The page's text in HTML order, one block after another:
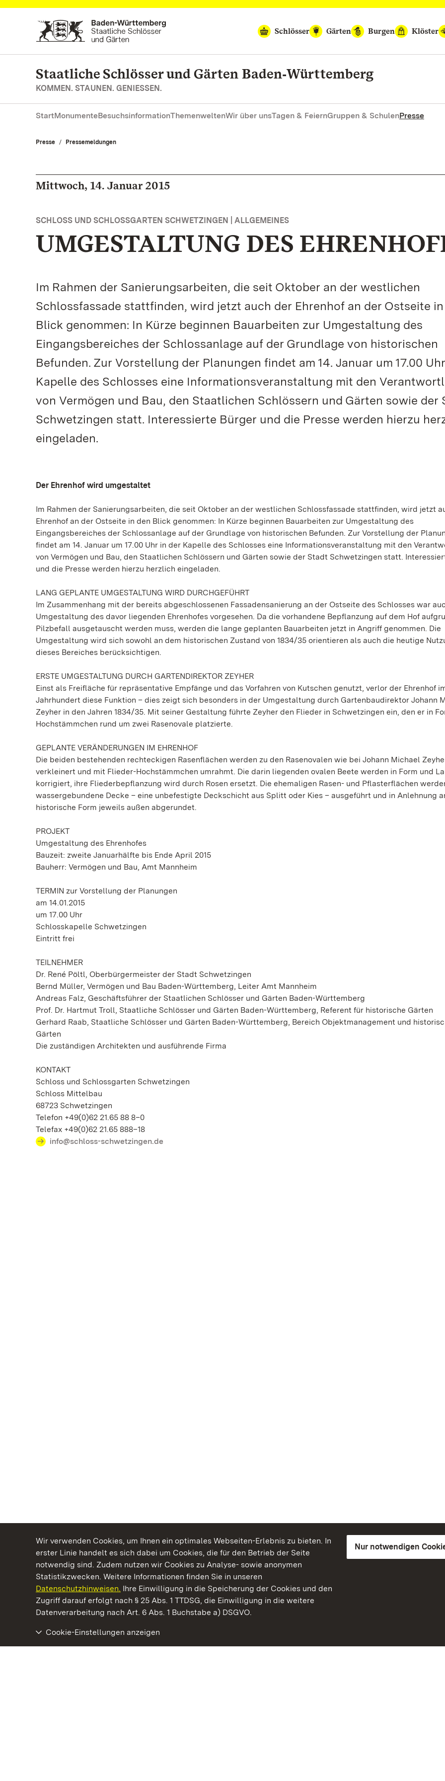
Wir verwenden Cookies, um Ihnen ein optimales Webseiten-Erlebnis zu bieten. In
erster Linie handelt es sich dabei um Cookies, die für den Betrieb der Seite
notwendig sind. Zudem nutzen wir Cookies zu Analyse- sowie anonymen
Statistikzwecken. Weitere Informationen finden Sie in unseren
Datenschutzhinweisen. Ihre Einwilligung in die Speicherung der Cookies und den
Zugriff darauf erfolgt nach § 25 Abs. 1 TTDSG, die Einwilligung in die weitere
Datenverarbeitung nach Art. 6 Abs. 1 Buchstabe a) DSGVO.
Nur notwendigen
Cookie-Einstellungen anzeigen
Zum Hauptinhalt springen
Schlösser
Gärten Burgen Klöster
Staatliche Schlösser und Gärten Baden‑Württemberg
KOMMEN. STAUNEN. GENIESSEN.
StartMonumenteBesuchsinformationThemenweltenWir über unsTagen & FeiernGruppen & SchulenPresse
Presse Pressemeldungen
Mittwoch, 14. Januar 2015
SCHLOSS UND SCHLOSSGARTEN SCHWETZINGEN | ALLGEMEINES
UMGESTALTUNG DES
Im Rahmen der Sanierungsarbeiten, die seit Oktober an der westlichen
Schlossfassade stattfinden, wird jetzt auch der Ehrenhof an der Ostseite
Blick genommen: In Kürze beginnen Bauarbeiten zur Umgestaltung des
Eingangsbereiches der Schlossanlage auf der Grundlage von historischen
Befunden. Zur Vorstellung der Planungen findet am 14. Januar um 17.00
Kapelle des Schlosses eine Informationsveranstaltung mit den
von Vermögen und Bau, den Staatlichen Schlössern und Gärten sowie der
Schwetzingen statt. Interessierte Bürger und die Presse werden hierzu
eingeladen.
Der Ehrenhof wird umgestaltet
Im Rahmen der Sanierungsarbeiten, die seit Oktober an der westlichen Schlossfassade stattfinden, wird jetzt
Ehrenhof an der Ostseite in den Blick genommen: In Kürze beginnen Bauarbeiten zur Umgestaltung des
Eingangsbereiches der Schlossanlage auf der Grundlage von historischen Befunden. Zur Vorstellung der
findet am 14. Januar um 17.00 Uhr in der Kapelle des Schlosses eine Informationsveranstaltung mit den
von Vermögen und Bau, den Staatlichen Schlössern und Gärten sowie der Stadt Schwetzingen statt.
und die Presse werden hierzu herzlich eingeladen.
LANG GEPLANTE UMGESTALTUNG WIRD DURCHGEFÜHRT
Im Zusammenhang mit der bereits abgeschlossenen Fassadensanierung an der Ostseite des Schlosses war
Umgestaltung des davor liegenden Ehrenhofes vorgesehen. Da die vorhandene Bepflanzung auf dem Hof
Pilzbefall ausgetauscht werden muss, werden die lange geplanten Bauarbeiten jetzt in Angriff genommen. Die
Umgestaltung wird sich sowohl an dem historischen Zustand von 1834/35 orientieren als auch die heutige
dieses Bereiches berücksichtigen.
ERSTE UMGESTALTUNG DURCH GARTENDIREKTOR ZEYHER
Einst als Freifläche für repräsentative Empfänge und das Vorfahren von Kutschen genutzt, verlor der Ehrenhof
Jahrhundert diese Funktion – dies zeigt sich besonders in der Umgestaltung durch Gartenbaudirektor Johann
Zeyher in den Jahren 1834/35. Mit seiner Gestaltung führte Zeyher den Flieder in Schwetzingen ein, den er in
Hochstämmchen rund um zwei Rasenovale platzierte.
GEPLANTE VERÄNDERUNGEN IM EHRENHOF
Die beiden bestehenden rechteckigen Rasenflächen werden zu den Rasenovalen wie bei Johann Michael
verkleinert und mit Flieder-Hochstämmchen umrahmt. Die darin liegenden ovalen Beete werden in Form und
korrigiert, ihre Fliederbepflanzung wird durch Rosen ersetzt. Die ehemaligen Rasen- und Pflasterflächen
wassergebundene Decke – eine unbefestigte Deckschicht aus Splitt oder Kies – ausgeführt und in Anlehnung
historische Form jeweils außen abgerundet.
PROJEKT
Umgestaltung des Ehrenhofes
Bauzeit: zweite Januarhälfte bis Ende April 2015
Bauherr: Vermögen und Bau, Amt Mannheim
TERMIN zur Vorstellung der Planungen
am 14.01.2015
um 17.00 Uhr
Schlosskapelle Schwetzingen
Eintritt frei
TEILNEHMER
Dr. René Pöltl, Oberbürgermeister der Stadt Schwetzingen
Bernd Müller, Vermögen und Bau Baden-Württemberg, Leiter Amt Mannheim
Andreas Falz, Geschäftsführer der Staatlichen Schlösser und Gärten Baden-Württemberg
Prof. Dr. Hartmut Troll, Staatliche Schlösser und Gärten Baden-Württemberg, Referent für historische Gärten
Gerhard Raab, Staatliche Schlösser und Gärten Baden-Württemberg, Bereich Objektmanagement und
Gärten
Die zuständigen Architekten und ausführende Firma
KONTAKT
Schloss und Schlossgarten Schwetzingen
Schloss Mittelbau
68723 Schwetzingen
Telefon +49(0)62 21.65 88 8–0
Telefax +49(0)62 21.65 888–18
info@schloss-schwetzingen.de
Kommen. Staunen. Genießen.